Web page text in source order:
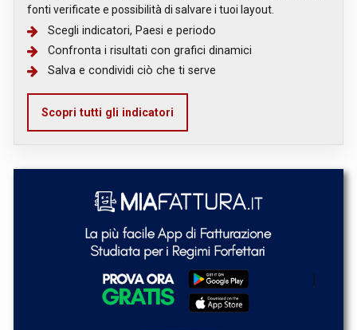
fonti verificate e possibilità di salvare i tuoi layout.
Scegli indicatori, Paesi e periodo
Confronta i risultati con grafici dinamici
Salva e condividi ciò che ti serve
Scopri tutti gli indicatori